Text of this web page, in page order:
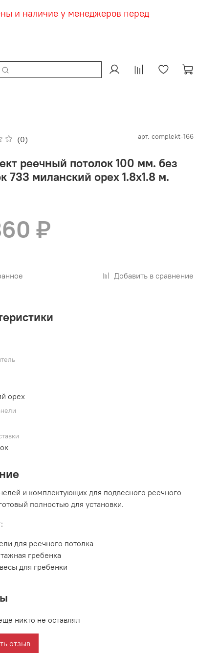
и наличие у менеджеров перед
(0) арт. complekt-166
реечный потолок 100 мм. без
733 миланский орех 1.8х1.8 м.
₽
Добавить в сравнение
орех
и комплектующих для подвесного реечного
полностью для установки.
для реечного потолка
гребенка
для гребенки
никто не оставлял
отзыв